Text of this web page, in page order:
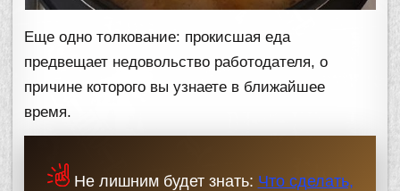
Еще одно толкование: прокисшая еда
предвещает недовольство работодателя, о
причине которого вы узнаете в ближайшее
время.
Не лишним будет знать: Что сделать,